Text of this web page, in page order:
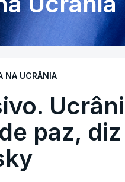
NA UCRÂNIA
paz,